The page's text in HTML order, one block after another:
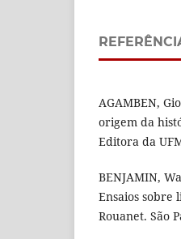
AGAMBEN,
origem da
Editora da
BENJAMIN,
Ensaios
Rouanet. São